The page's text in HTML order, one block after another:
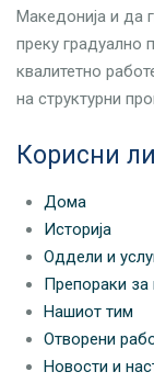
Македонија и да
преку градуално
квалитетно
на структурни
Корисни
Дома
Историја
Оддели и
Препораки за
Нашиот тим
Отворени
Новости и